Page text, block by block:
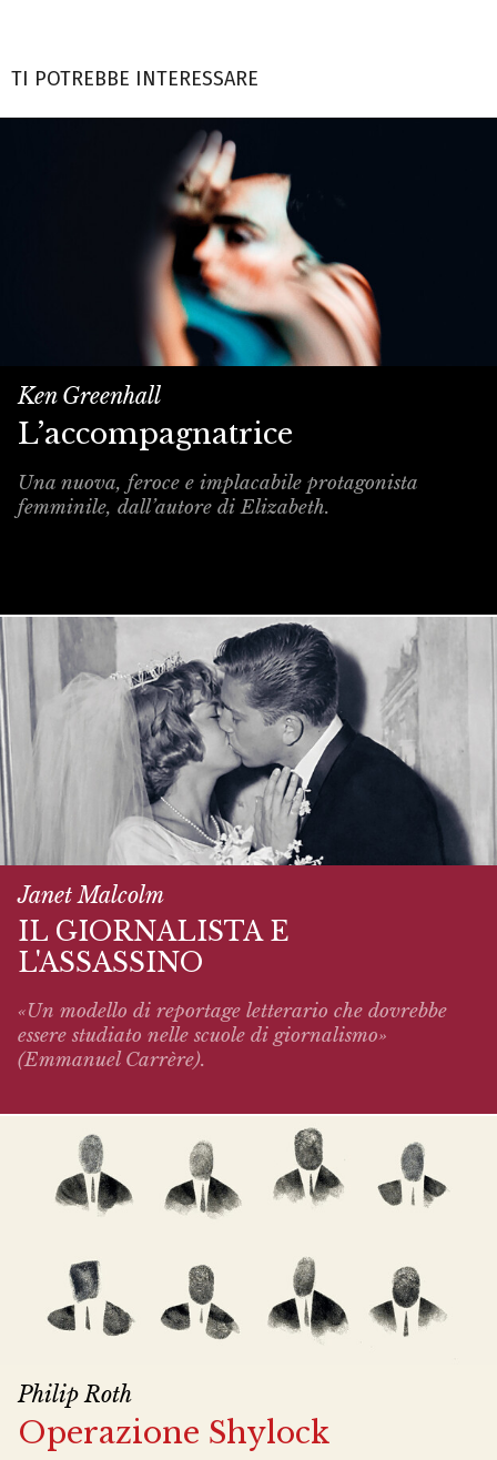
TI POTREBBE INTERESSARE
Ken Greenhall
L’accompagnatrice
Una nuova, feroce e implacabile protagonista
femminile, dall’autore di Elizabeth.
Janet Malcolm
IL GIORNALISTA E
L'ASSASSINO
«Un modello di reportage letterario che dovrebbe
essere studiato nelle scuole di giornalismo»
(Emmanuel Carrère).
Philip Roth
Operazione Shylock